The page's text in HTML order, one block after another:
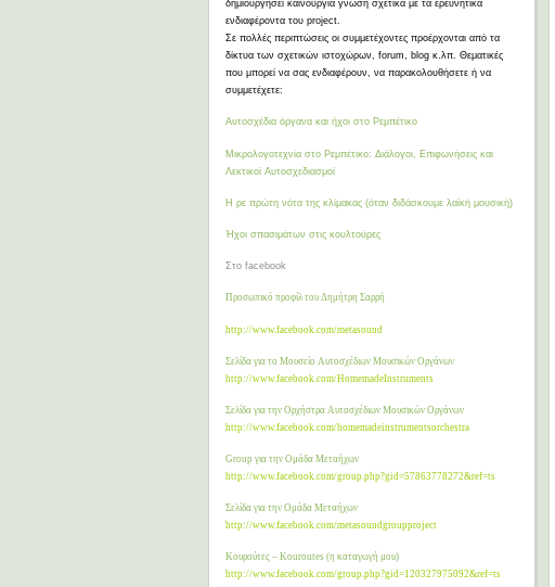
δημιουργήσει καινούργια γνώση σχετικά με τα ερευνητικά
ενδιαφέροντα του project.
Σε πολλές περιπτώσεις οι συμμετέχοντες προέρχονται από τα
δίκτυα των σχετικών ιστοχώρων, forum, blog κ.λπ. Θεματικές
που μπορεί να σας ενδιαφέρουν, να παρακολουθήσετε ή να
συμμετέχετε:
Αυτοσχέδια όργανα και ήχοι στο Ρεμπέτικο
Μικρολογοτεχνία στο Ρεμπέτικο: Διάλογοι, Επιφωνήσεις και
Λεκτικοί Αυτοσχεδιασμοί
Η ρε πρώτη νότα της κλίμακας (όταν διδάσκουμε λαϊκή μουσική)
Ήχοι σπασιμάτων στις κουλτούρες
Στο facebook
Προσωπικό προφίλ του Δημήτρη Σαρρή
http://www.facebook.com/metasound
Σελίδα για το Μουσείο Αυτοσχέδιων Μουσικών Οργάνων
http://www.facebook.com/HomemadeInstruments
Σελίδα για την Ορχήστρα Αυτοσχέδιων Μουσικών Οργάνων
http://www.facebook.com/homemadeinstrumentsorchestra
Group για την Ομάδα Μεταήχων
http://www.facebook.com/group.php?gid=57863778272&ref=ts
Σελίδα για την Ομάδα Μεταήχων
http://www.facebook.com/metasoundgroupproject
Κουρούτες – Kouroutes (η καταγωγή μου)
http://www.facebook.com/group.php?gid=120327975092&ref=ts